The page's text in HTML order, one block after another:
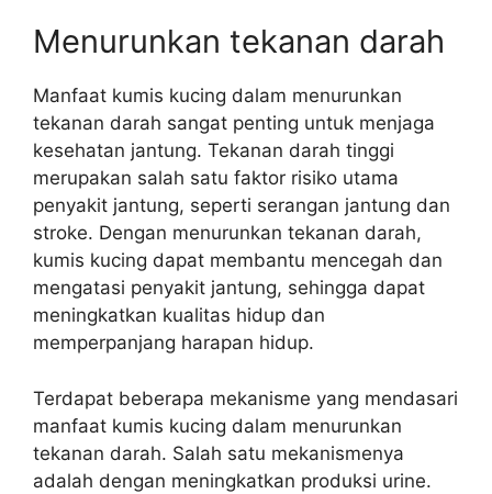
Menurunkan tekanan darah
Manfaat kumis kucing dalam menurunkan
tekanan darah sangat penting untuk menjaga
kesehatan jantung. Tekanan darah tinggi
merupakan salah satu faktor risiko utama
penyakit jantung, seperti serangan jantung dan
stroke. Dengan menurunkan tekanan darah,
kumis kucing dapat membantu mencegah dan
mengatasi penyakit jantung, sehingga dapat
meningkatkan kualitas hidup dan
memperpanjang harapan hidup.
Terdapat beberapa mekanisme yang mendasari
manfaat kumis kucing dalam menurunkan
tekanan darah. Salah satu mekanismenya
adalah dengan meningkatkan produksi urine.